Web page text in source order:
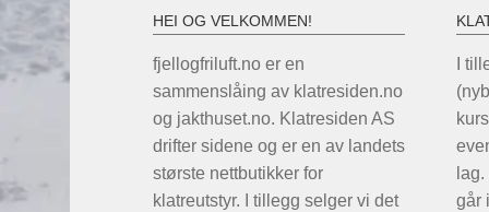
HEI OG VELKOMMEN!
fjellogfriluft.no er en
sammenslåing av klatresiden.no
og jakthuset.no. Klatresiden AS
drifter sidene og er en av landets
største nettbutikker for
klatreutstyr. I tillegg selger vi det
I
går